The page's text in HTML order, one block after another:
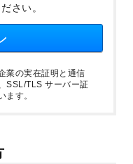
さい。
業の実在証明と通信
SSL/TLS サーバー証
ます。